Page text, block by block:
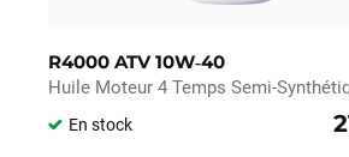
R4000 ATV 10W‑40
Huile Moteur 4 Temps Semi-
En stock